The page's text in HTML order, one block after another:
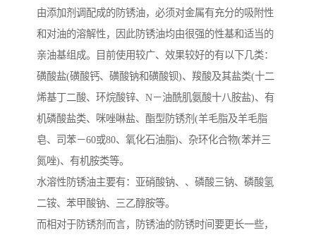
由添加剂调配成的防锈油，必须对金属有充分的吸附性
和对油的溶解性，因此防锈油均由很强的性基和适当的
亲油基组成。目前使用较广、效果较好的有以下几类：
磺酸盐(磺酸钙、磺酸钠和磺酸钡)、羧酸及其盐类(十二
烯基丁二酸、环烷酸锌、N－油酰肌氨酸十八胺盐)、有
机磷酸盐类、咪唑啉盐、酯型防锈剂(羊毛脂及羊毛脂
皂、司苯－60或80、氧化石油脂)、杂环化合物(苯并三
氮唑)、有机胺类等。
水溶性防锈油主要有：亚硝酸钠、、磷酸三钠、磷酸氢
二铵、苯甲酸钠、三乙醇胺等。
而相对于防锈剂而言，防锈油的防锈时间要更长一些，